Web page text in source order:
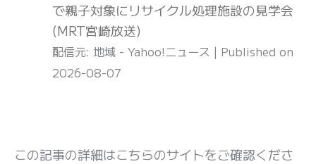
で親子対象にリサイクル処理施設の見学会
(MRT宮崎放送)
配信元: 地域 - Yahoo!ニュース
Published on
2026-08-07
この記事の詳細はこちらのサイトをご確認くださ